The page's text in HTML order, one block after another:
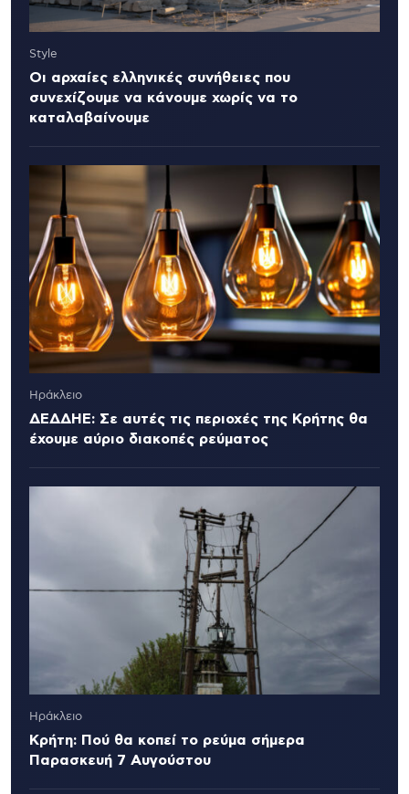
Style
Οι αρχαίες ελληνικές συνήθειες που
συνεχίζουμε να κάνουμε χωρίς να το
καταλαβαίνουμε
Ηράκλειο
ΔΕΔΔΗΕ: Σε αυτές τις περιοχές της Κρήτης θα
έχουμε αύριο διακοπές ρεύματος
Ηράκλειο
Κρήτη: Πού θα κοπεί το ρεύμα σήμερα
Παρασκευή 7 Αυγούστου